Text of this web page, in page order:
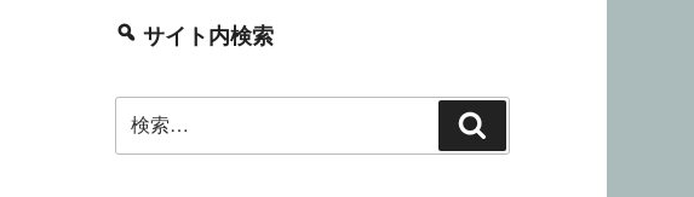
サイト内検索
索:
索